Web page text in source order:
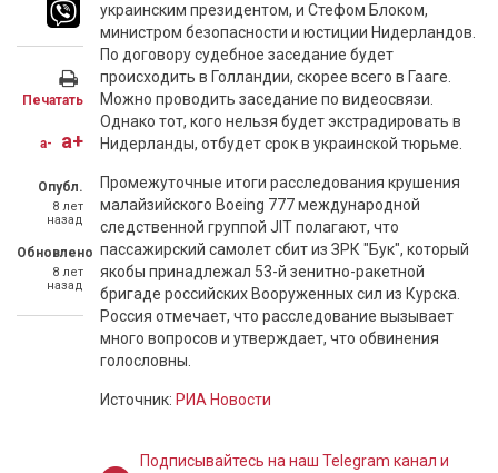
Печатать
a- a+
Опубл.
8 лет
назад
Обновлено
8 лет
назад
украинским президентом, и Стефом Блоком,
министром безопасности и юстиции Нидерландов.
По договору судебное заседание будет
происходить в Голландии, скорее всего в Гааге.
Можно проводить заседание по видеосвязи.
Однако тот, кого нельзя будет экстрадировать в
Нидерланды, отбудет срок в украинской тюрьме.
Промежуточные итоги расследования крушения
малайзийского Boeing 777 международной
следственной группой JIT полагают, что
пассажирский самолет сбит из ЗРК "Бук", который
якобы принадлежал 53-й зенитно-ракетной
бригаде российских Вооруженных сил из Курска.
Россия отмечает, что расследование вызывает
много вопросов и утверждает, что обвинения
голословны.
Источник: РИА Новости
Подписывайтесь на наш Telegram канал и